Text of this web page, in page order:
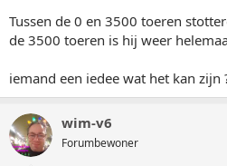
r
Tussen de 0 en 3500 toeren
de 3500 toeren is hij weer
iemand een iedee wat het kan zijn
wim-v6
Forumbewoner